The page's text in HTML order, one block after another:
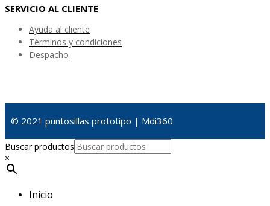
SERVICIO AL CLIENTE
Ayuda al cliente
Términos y condiciones
Despacho
© 2021 puntosillas prototipo | Mdi360
Buscar productos
×
Inicio